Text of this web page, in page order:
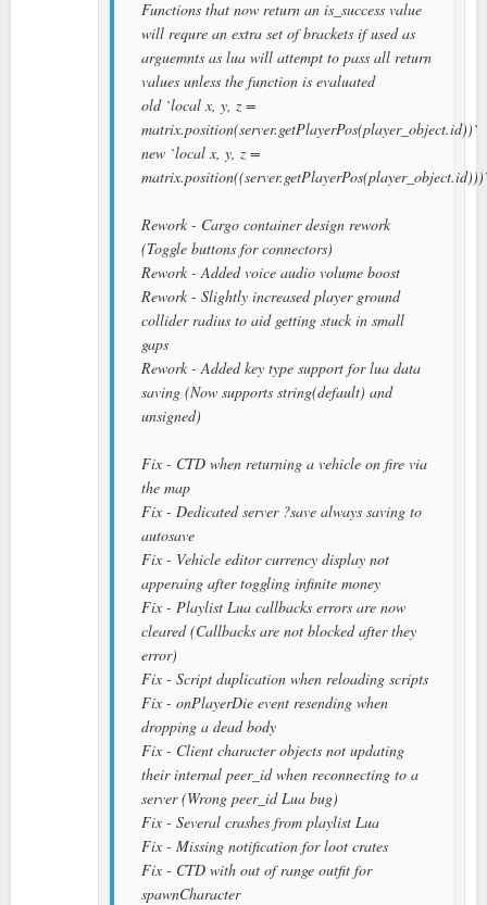
Functions that now return an is_success value
will requre an extra set of brackets if used as
arguemnts as lua will attempt to pass all return
values unless the function is evaluated
old `local x, y, z =
matrix.position(server.getPlayerPos(player_object.id))`
new `local x, y, z =
Rework - Cargo container design rework
(Toggle buttons for connectors)
Rework - Added voice audio volume boost
Rework - Slightly increased player ground
collider radius to aid getting stuck in small
gaps
Rework - Added key type support for lua data
saving (Now supports string(default) and
unsigned)
Fix - CTD when returning a vehicle on fire via
the map
Fix - Dedicated server ?save always saving to
autosave
Fix - Vehicle editor currency display not
apperaing after toggling infinite money
Fix - Playlist Lua callbacks errors are now
cleared (Callbacks are not blocked after they
error)
Fix - Script duplication when reloading scripts
Fix - onPlayerDie event resending when
dropping a dead body
Fix - Client character objects not updating
their internal peer_id when reconnecting to a
server (Wrong peer_id Lua bug)
Fix - Several crashes from playlist Lua
Fix - Missing notification for loot crates
Fix - CTD with out of range outfit for
spawnCharacter